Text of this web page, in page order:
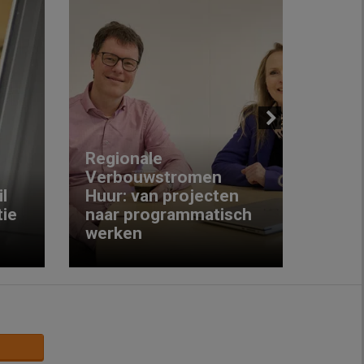
Regionale
Verbouwstromen
Huur: van projecten
naar programmatisch
werken
Next